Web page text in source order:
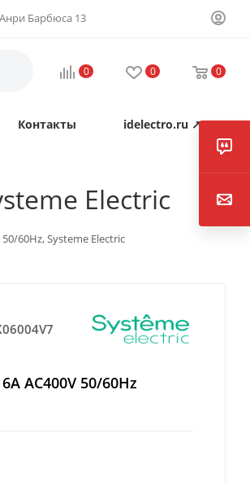
Барбюса 13
0 0 0
Контакты idelectro.ru ↗
Electric
60Hz, Systeme Electric
AC400V 50/60Hz